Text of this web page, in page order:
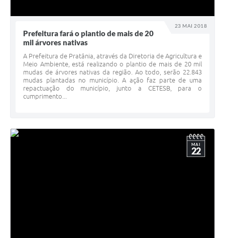
23 MAI 2018
Prefeitura fará o plantio de mais de 20
mil árvores nativas
A Prefeitura de Pratânia, através da Diretoria de Agricultura e
Meio Ambiente, está realizando o plantio de mais de 20 mil
mudas de árvores nativas da região. Ao todo, serão 22.843
mudas plantadas no município. A ação faz parte de uma
repactuação do município, junto a CETESB, para o
cumprimento...
MAI
22